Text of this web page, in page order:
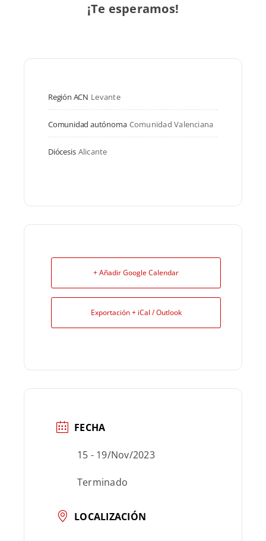
¡Te esperamos!
Región ACN Levante
Comunidad autónoma Comunidad Valenciana
Diócesis Alicante
+ Añadir Google Calendar
Exportación + iCal / Outlook
FECHA
15 - 19/Nov/2023
Terminado
LOCALIZACIÓN